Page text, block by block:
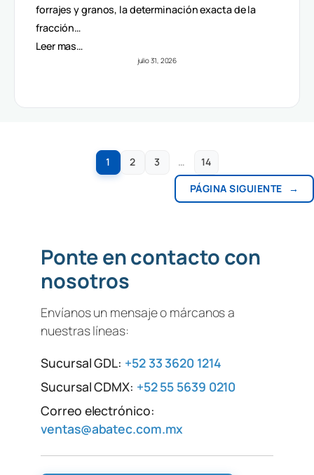
forrajes y granos, la determinación exacta de la
fracción…
Leer mas…
julio 31, 2026
1 2 3 …
14
PÁGINA SIGUIENTE
→
Ponte en contacto con
nosotros
Envíanos un mensaje o márcanos a
nuestras líneas:
Sucursal GDL: +52 33 3620 1214
Sucursal CDMX: +52 55 5639 0210
Correo electrónico:
ventas@abatec.com.mx